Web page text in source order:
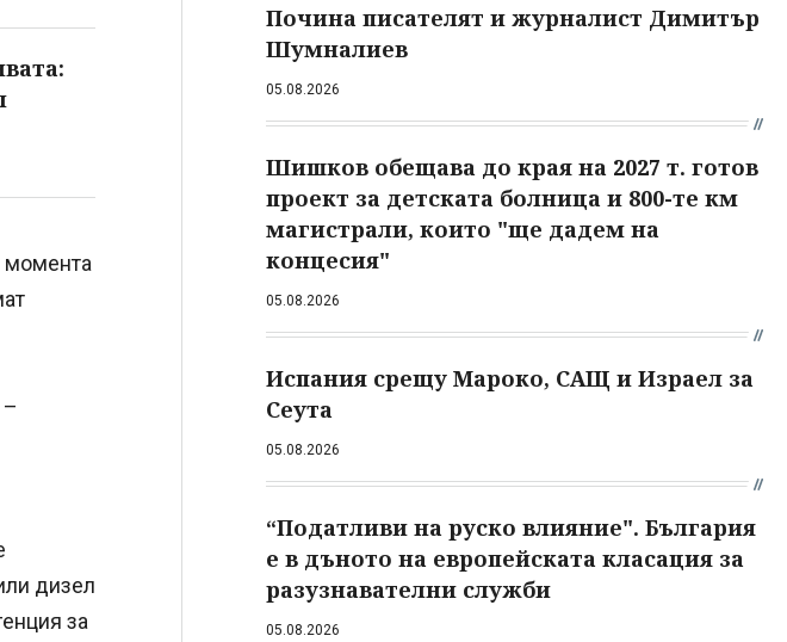
момента
дизел
за
Почина писателят и журналист Димитър
Шумналиев
05.08.2026
Шишков обещава до края на 2027 т. готов
проект за детската болница и 800-те км
магистрали, които "ще дадем на
концесия"
05.08.2026
Испания срещу Мароко, САЩ и Израел за
Сеута
05.08.2026
“Податливи на руско влияние". България
е в дъното на европейската класация за
разузнавателни служби
05.08.2026